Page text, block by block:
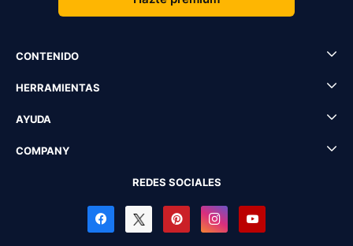
CONTENIDO
HERRAMIENTAS
AYUDA
COMPANY
REDES SOCIALES